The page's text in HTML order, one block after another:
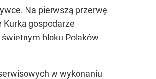
Na pierwszą przerwę
gospodarze
bloku Polaków
w wykonaniu